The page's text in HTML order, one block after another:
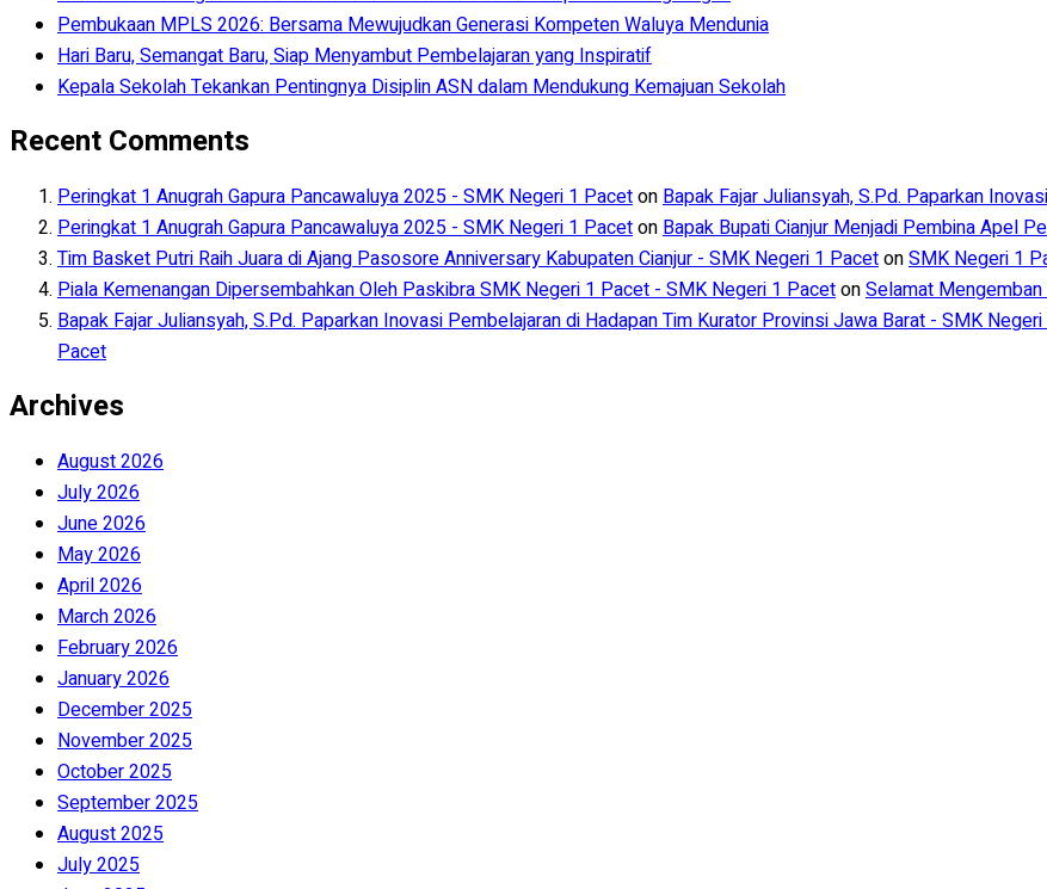
Pembukaan MPLS 2026: Bersama Mewujudkan Generasi Kompeten Waluya Mendunia
Hari Baru, Semangat Baru, Siap Menyambut Pembelajaran yang Inspiratif
Kepala Sekolah Tekankan Pentingnya Disiplin ASN dalam Mendukung Kemajuan Sekolah
Recent Comments
Peringkat 1 Anugrah Gapura Pancawaluya 2025 - SMK Negeri 1 PacetonBapak Fajar Juliansyah, S.Pd. Paparkan
Peringkat 1 Anugrah Gapura Pancawaluya 2025 - SMK Negeri 1 PacetonBapak Bupati Cianjur Menjadi Pembina Apel
Tim Basket Putri Raih Juara di Ajang Pasosore Anniversary Kabupaten Cianjur - SMK Negeri 1 PacetonSMK Negeri 1
Piala Kemenangan Dipersembahkan Oleh Paskibra SMK Negeri 1 Pacet - SMK Negeri 1 PacetonSelamat
Bapak Fajar Juliansyah, S.Pd. Paparkan Inovasi Pembelajaran di Hadapan Tim Kurator Provinsi Jawa Barat - SMK
Pacet
Archives
August 2026
July 2026
June 2026
May 2026
April 2026
March 2026
February 2026
January 2026
December 2025
November 2025
October 2025
September 2025
August 2025
July 2025